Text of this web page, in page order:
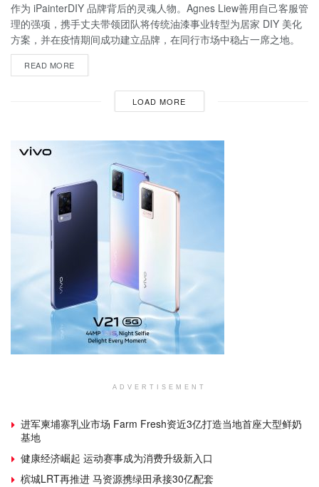
作为 iPainterDIY 品牌背后的灵魂人物。Agnes Liew善用自己客服管
理的强项，携手丈夫带领团队将传统油漆事业转型为居家 DIY 美化
方案，并在疫情期间成功建立品牌，在同行市场中稳占一席之地。
READ MORE
LOAD MORE
ADVERTISEMENT
进军柬埔寨乳业市场 Farm Fresh资近3亿打造当地首座大型鲜奶
基地
健康经济崛起 运动赛事成为消费升级新入口
槟城LRT再推进 马资源携绿田承接30亿配套